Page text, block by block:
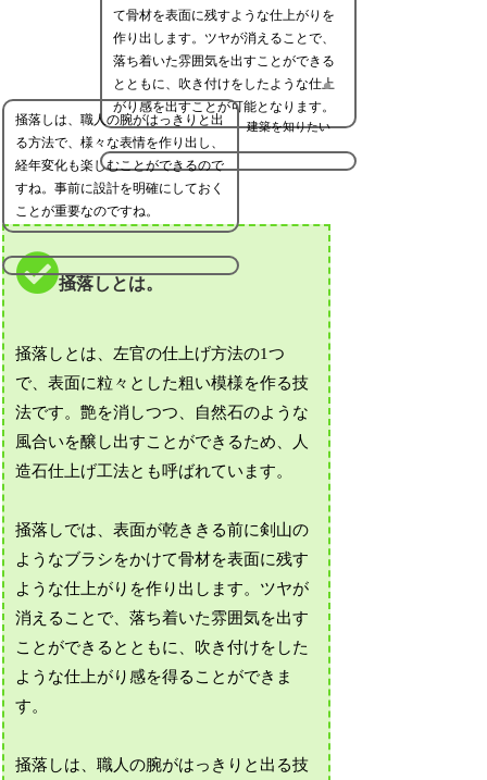
て骨材を表面に残すような仕上がりを
作り出します。ツヤが消えることで、
落ち着いた雰囲気を出すことができる
とともに、吹き付けをしたような仕上
がり感を出すことが可能となります。
建築を知りたい
掻落しは、職人の腕がはっきりと出
る方法で、様々な表情を作り出し、
経年変化も楽しむことができるので
すね。事前に設計を明確にしておく
ことが重要なのですね。
掻落しとは。
掻落しとは、左官の仕上げ方法の1つ
で、表面に粒々とした粗い模様を作る技
法です。艶を消しつつ、自然石のような
風合いを醸し出すことができるため、人
造石仕上げ工法とも呼ばれています。
掻落しでは、表面が乾ききる前に剣山の
ようなブラシをかけて骨材を表面に残す
ような仕上がりを作り出します。ツヤが
消えることで、落ち着いた雰囲気を出す
ことができるとともに、吹き付けをした
ような仕上がり感を得ることができま
す。
掻落しは、職人の腕がはっきりと出る技